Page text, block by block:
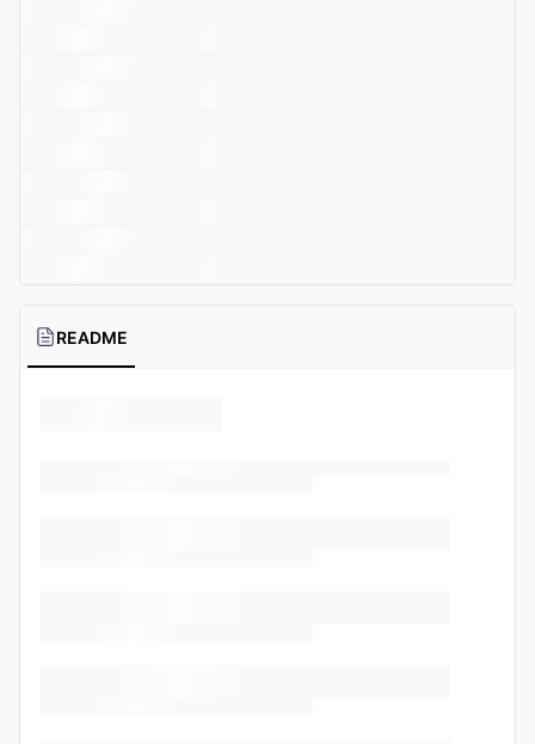
README